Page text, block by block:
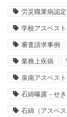
労災職業病認
学校アスベスト
審査請求事例
業務上疾病
泉南アスベスト
石綿曝露－せ
石綿（アスベ